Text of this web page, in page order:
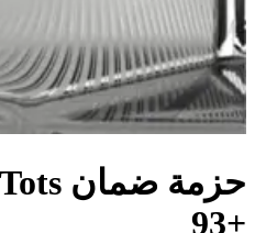
+93